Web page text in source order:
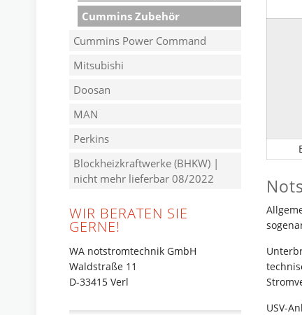
USV-
Cummins Zubehör
Cummins Power Command
Mitsubishi
Doosan
MAN
Perkins
Blockheizkraftwerke (BHKW) |
nicht mehr lieferbar 08/2022
WIR BERATEN SIE
GERNE!
WA notstromtechnik GmbH
Waldstraße 11
D-33415 Verl